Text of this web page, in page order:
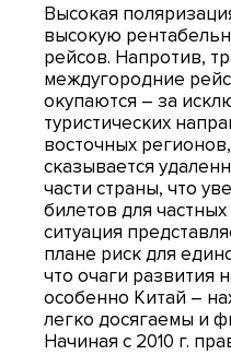
Высокая
высокую
рейсов. Напротив,
междугородние
окупаются – за
туристических
восточных
сказывается
части страны, что
билетов для
ситуация
плане риск для
что очаги развития
особенно Китай –
легко досягаемы и
Начиная с 2010 г.